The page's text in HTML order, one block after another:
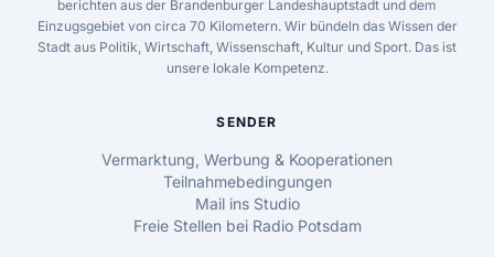
berichten aus der Brandenburger Landeshauptstadt und dem
Einzugsgebiet von circa 70 Kilometern. Wir bündeln das Wissen der
Stadt aus Politik, Wirtschaft, Wissenschaft, Kultur und Sport. Das ist
unsere lokale Kompetenz.
SENDER
Vermarktung, Werbung & Kooperationen
Teilnahmebedingungen
Mail ins Studio
Freie Stellen bei Radio Potsdam